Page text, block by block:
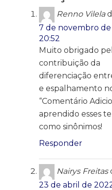
Renno Vilela
7 de novembro de
20:52
Muito obrigado
contribuição da
diferenciação
e espalhamento
“Comentário
aprendido esses
como sinônimos!
Responder
Nairys Freitas
23 de abril de